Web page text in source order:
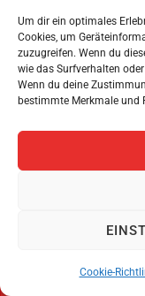
Um dir ein optimales
Cookies, um
zuzugreifen. Wenn du
wie das Surfverhalten
Wenn du deine
bestimmte Merkmale und
Cookie-